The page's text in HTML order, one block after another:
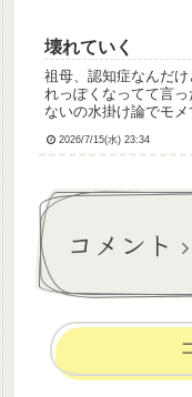
壊れていく
祖母、認知症なんだ
れっぽくなってて言っ
ないの水掛け論でモメ
ってきてることもあり
泣きわめき、夜間だ
病院に行って看護師さ
だめても...
2026/7/15(水) 23:34
コメント